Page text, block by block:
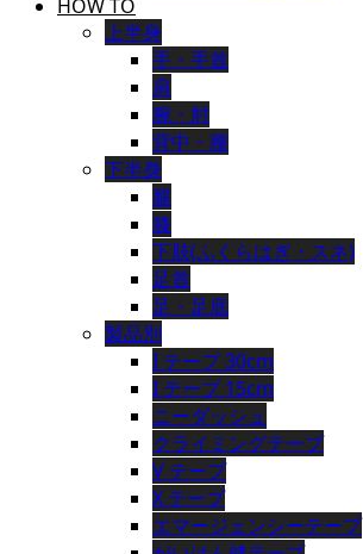
HOW TO
上半身
手・手首
肩
腕・肘
背中・腰
下半身
腿
膝
下肢(ふくらはぎ・スネ)
足首
足・足底
製品別
I テープ 30cm
I テープ 15cm
ニーダッシュ
クライミングテープ
V テープ
X テープ
エマージェンシーテープ